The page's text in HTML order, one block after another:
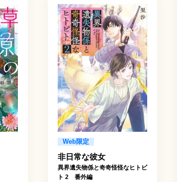
Web限定
非日常な彼女
異界遺失物係と奇奇怪怪なヒトビ
ト 2 番外編